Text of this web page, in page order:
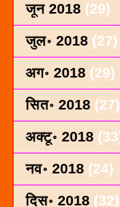
जून 2018 (29)
जुल॰ 2018 (27)
अग॰ 2018 (29)
सित॰ 2018 (27)
अक्टू॰ 2018
नव॰ 2018 (24)
दिस॰ 2018 (32)